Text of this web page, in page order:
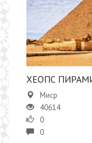
ХЕОПС
Миср
40614
0
0